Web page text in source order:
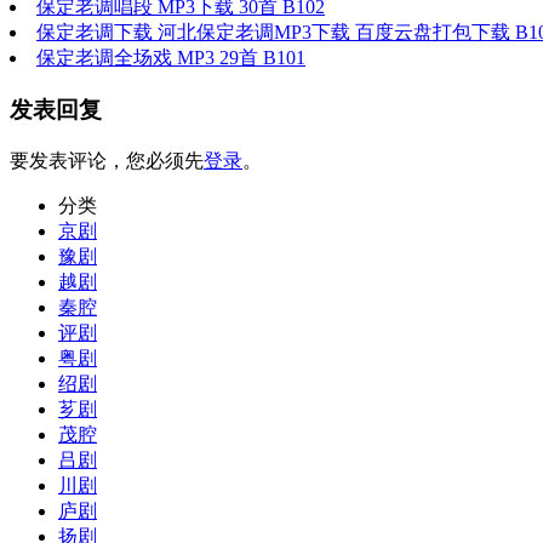
保定老调唱段 MP3下载 30首 B102
保定老调下载 河北保定老调MP3下载 百度云盘打包下载
保定老调全场戏 MP3 29首 B101
发表回复
要发表评论，您必须先登录。
分类
京剧
豫剧
越剧
秦腔
评剧
粤剧
绍剧
芗剧
茂腔
吕剧
川剧
庐剧
扬剧